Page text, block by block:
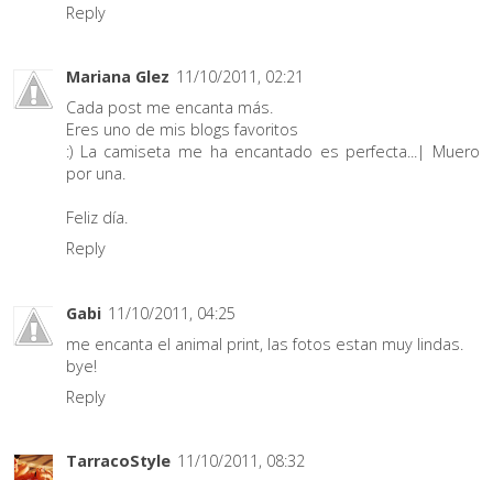
Reply
Mariana Glez 11/10/2011, 02:21
Cada post me encanta más.
Eres uno de mis blogs favoritos
:) La camiseta me ha encantado es perfecta...| Muero
por una.
Feliz día.
Reply
Gabi 11/10/2011, 04:25
me encanta el animal print, las fotos estan muy lindas.
bye!
Reply
TarracoStyle 11/10/2011, 08:32